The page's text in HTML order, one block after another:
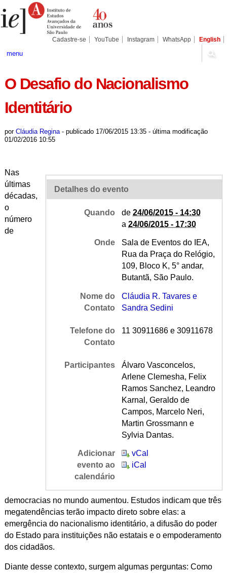
para
conteúdo.
Pessoais
Cadastre-se YouTube Instagram WhatsApp English
menu
O Desafio do Nacionalismo
Identitário
por Cláudia Regina - publicado17/06/2015 13:35 - última modificação
01/02/2016 10:55
Detalhes do evento
Quando de24/06/2015 - 14:30
a24/06/2015 - 17:30
Onde
Sala de Eventos do IEA,
Rua da Praça do Relógio,
109, Bloco K, 5° andar,
Butantã, São Paulo.
Nome do
Contato
Cláudia R. Tavares e
Sandra Sedini
Telefone do
Contato
11 30911686 e 30911678
Participantes
Álvaro Vasconcelos,
Arlene Clemesha, Felix
Ramos Sanchez, Leandro
Karnal, Geraldo de
Campos, Marcelo Neri,
Martin Grossmann e
Sylvia Dantas.
Adicionar
evento ao
calendário
vCal
iCal
Nas
últimas
décadas,
o
número
de
democracias no mundo aumentou. Estudos indicam que três
megatendências terão impacto direto sobre elas: a
emergência do nacionalismo identitário, a difusão do poder
do Estado para instituições não estatais e o empoderamento
dos cidadãos.
Diante desse contexto, surgem algumas perguntas: Como